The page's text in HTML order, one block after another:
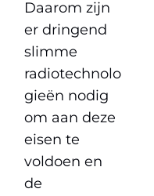
Daarom zijn
er dringend
slimme
radiotechnolo
gieën nodig
om aan deze
eisen te
voldoen en
de